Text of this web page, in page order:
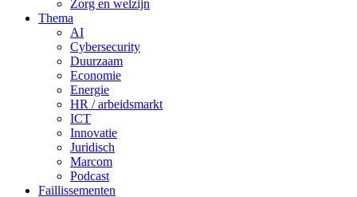
Zorg en welzijn
Thema
AI
Cybersecurity
Duurzaam
Economie
Energie
HR / arbeidsmarkt
ICT
Innovatie
Juridisch
Marcom
Podcast
Faillissementen